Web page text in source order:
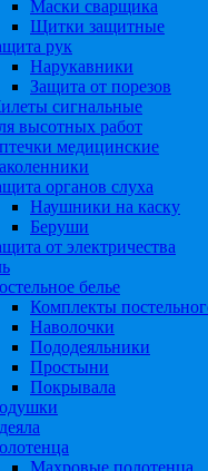
Маски сварщика
Щитки защитные
рук
Нарукавники
Защита от порезов
сигнальные
высотных работ
медицинские
органов слуха
Наушники на каску
Беруши
от электричества
белье
Комплекты
Наволочки
Пододеяльники
Простыни
Покрывала
Махровые полотенца